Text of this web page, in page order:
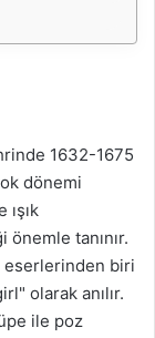
1632-1675
dönemi
önemle tanınır.
eserlerinden biri
olarak anılır.
ile poz